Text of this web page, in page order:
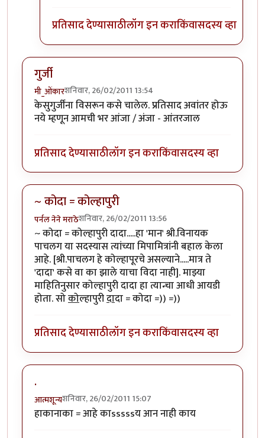
प्रतिसाद देण्यासाठीलॉग इन कराकिंवासदस्य व्हा
गुर्जी
मी_ओंकारशनिवार, 26/02/2011 13:54
केसुगुर्जींना विसरून कसे चालेल. प्रतिसाद अवांतर होऊ
नये म्हणून आमची भर आंजा / अंजा - आंतरजाल
प्रतिसाद देण्यासाठीलॉग इन कराकिंवासदस्य व्हा
~ कोदा = कोल्हापुरी
पर्नल नेने मराठेशनिवार, 26/02/2011 13:56
~ कोदा = कोल्हापुरी दादा.....हा 'मान' श्री.विनायक
पाचलग या सदस्यास त्यांच्या मिपामित्रांनी बहाल केला
आहे. [श्री.पाचलग हे कोल्हापूरचे असल्याने.....मात्र ते
'दादा' कसे वा का झाले याचा विदा नाही]. माझ्या
माहितिनुसार कोल्हापुरी दादा हा त्यान्चा आधी आयडी
होता. सोकोल्हापुरीदादा = कोदा =)) =))
प्रतिसाद देण्यासाठीलॉग इन कराकिंवासदस्य व्हा
.
आत्मशून्यशनिवार, 26/02/2011 15:07
हाकानाका = आहे काsssssय आन नाही काय